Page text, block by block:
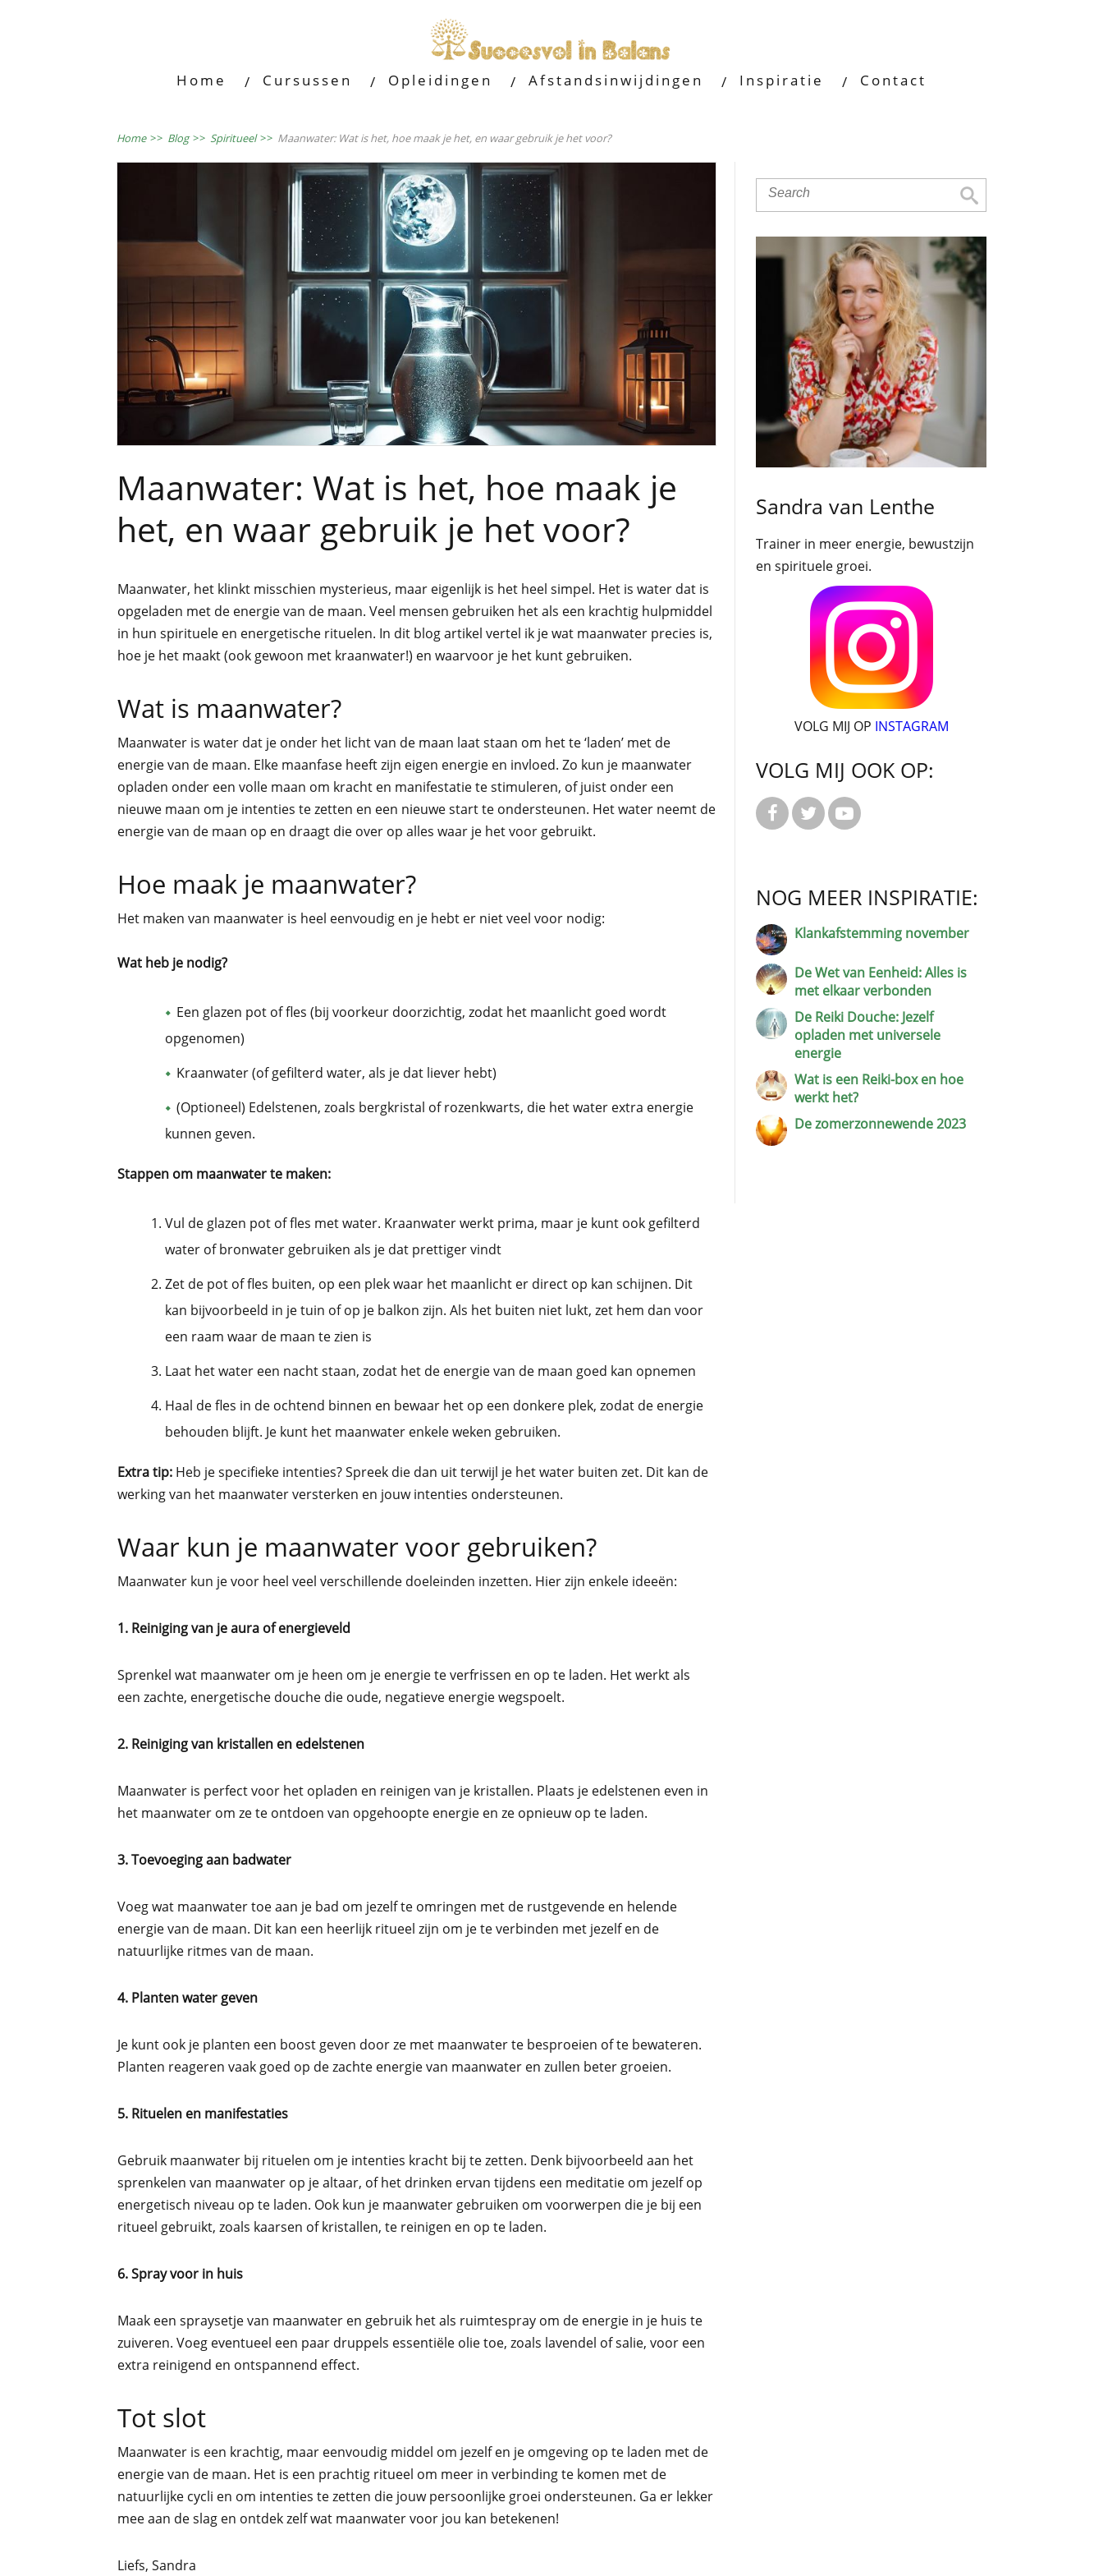
Home Cursussen Opleidingen Afstandsinwijdingen Inspiratie Contact
Home >> Blog >> Spiritueel >> Maanwater: Wat is het, hoe maak je het, en waar gebruik je het voor?
Maanwater: Wat is het, hoe maak je
het, en waar gebruik je het voor?
Maanwater, het klinkt misschien mysterieus, maar eigenlijk is het heel simpel. Het is water dat is
opgeladen met de energie van de maan. Veel mensen gebruiken het als een krachtig hulpmiddel
in hun spirituele en energetische rituelen. In dit blog artikel vertel ik je wat maanwater precies is,
hoe je het maakt (ook gewoon met kraanwater!) en waarvoor je het kunt gebruiken.
Wat is maanwater?
Maanwater is water dat je onder het licht van de maan laat staan om het te ‘laden’ met de
energie van de maan. Elke maanfase heeft zijn eigen energie en invloed. Zo kun je maanwater
opladen onder een volle maan om kracht en manifestatie te stimuleren, of juist onder een
nieuwe maan om je intenties te zetten en een nieuwe start te ondersteunen. Het water neemt de
energie van de maan op en draagt die over op alles waar je het voor gebruikt.
Hoe maak je maanwater?
Het maken van maanwater is heel eenvoudig en je hebt er niet veel voor nodig:
Wat heb je nodig?
Een glazen pot of fles (bij voorkeur doorzichtig, zodat het maanlicht goed wordt
opgenomen)
Kraanwater (of gefilterd water, als je dat liever hebt)
(Optioneel) Edelstenen, zoals bergkristal of rozenkwarts, die het water extra energie
kunnen geven.
Stappen om maanwater te maken:
Vul de glazen pot of fles met water. Kraanwater werkt prima, maar je kunt ook gefilterd
water of bronwater gebruiken als je dat prettiger vindt
Zet de pot of fles buiten, op een plek waar het maanlicht er direct op kan schijnen. Dit
kan bijvoorbeeld in je tuin of op je balkon zijn. Als het buiten niet lukt, zet hem dan voor
een raam waar de maan te zien is
Laat het water een nacht staan, zodat het de energie van de maan goed kan opnemen
Haal de fles in de ochtend binnen en bewaar het op een donkere plek, zodat de energie
behouden blijft. Je kunt het maanwater enkele weken gebruiken.
Extra tip: Heb je specifieke intenties? Spreek die dan uit terwijl je het water buiten zet. Dit kan de
werking van het maanwater versterken en jouw intenties ondersteunen.
Waar kun je maanwater voor gebruiken?
Maanwater kun je voor heel veel verschillende doeleinden inzetten. Hier zijn enkele ideeën:
1. Reiniging van je aura of energieveld
Sprenkel wat maanwater om je heen om je energie te verfrissen en op te laden. Het werkt als
een zachte, energetische douche die oude, negatieve energie wegspoelt.
2. Reiniging van kristallen en edelstenen
Maanwater is perfect voor het opladen en reinigen van je kristallen. Plaats je edelstenen even in
het maanwater om ze te ontdoen van opgehoopte energie en ze opnieuw op te laden.
3. Toevoeging aan badwater
Voeg wat maanwater toe aan je bad om jezelf te omringen met de rustgevende en helende
energie van de maan. Dit kan een heerlijk ritueel zijn om je te verbinden met jezelf en de
natuurlijke ritmes van de maan.
4. Planten water geven
Je kunt ook je planten een boost geven door ze met maanwater te besproeien of te bewateren.
Planten reageren vaak goed op de zachte energie van maanwater en zullen beter groeien.
5. Rituelen en manifestaties
Gebruik maanwater bij rituelen om je intenties kracht bij te zetten. Denk bijvoorbeeld aan het
sprenkelen van maanwater op je altaar, of het drinken ervan tijdens een meditatie om jezelf op
energetisch niveau op te laden. Ook kun je maanwater gebruiken om voorwerpen die je bij een
ritueel gebruikt, zoals kaarsen of kristallen, te reinigen en op te laden.
6. Spray voor in huis
Maak een spraysetje van maanwater en gebruik het als ruimtespray om de energie in je huis te
zuiveren. Voeg eventueel een paar druppels essentiële olie toe, zoals lavendel of salie, voor een
extra reinigend en ontspannend effect.
Tot slot
Maanwater is een krachtig, maar eenvoudig middel om jezelf en je omgeving op te laden met de
energie van de maan. Het is een prachtig ritueel om meer in verbinding te komen met de
natuurlijke cycli en om intenties te zetten die jouw persoonlijke groei ondersteunen. Ga er lekker
mee aan de slag en ontdek zelf wat maanwater voor jou kan betekenen!
Liefs, Sandra
Sandra van Lenthe
Trainer in meer energie, bewustzijn
en spirituele groei.
VOLG MIJ OP INSTAGRAM
VOLG MIJ OOK OP:
  
NOG MEER INSPIRATIE:
Klankafstemming november
De Wet van Eenheid: Alles is
met elkaar verbonden
De Reiki Douche: Jezelf
opladen met universele
energie
Wat is een Reiki-box en hoe
werkt het?
De zomerzonnewende 2023